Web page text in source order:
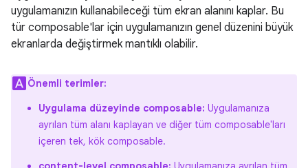
uygulamanızın kullanabileceği tüm ekran alanını kaplar. Bu
tür composable'lar için uygulamanızın genel düzenini büyük
ekranlarda değiştirmek mantıklı olabilir.
Önemli terimler:
Uygulama düzeyinde composable: Uygulamanıza
ayrılan tüm alanı kaplayan ve diğer tüm composable'ları
içeren tek, kök composable.